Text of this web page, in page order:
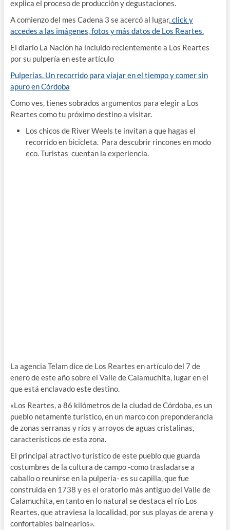
explica el proceso de producciòn y degustaciones.
A comienzo del mes Cadena 3 se acercó al lugar,click y
accedes a las imágenes, fotos y más datos de Los Reartes.
El diario La Nación ha incluido recientemente a Los Reartes
por su pulpería en este artículo
Pulperías. Un recorrido para viajar en el tiempo y comer sin
apuro en Córdoba
Como ves, tienes sobrados argumentos para elegir a Los
Reartes como tu próximo destino a visitar.
Los chicos de River Weels te invitan a que hagas el
recorrido en bicicleta. Para descubrir rincones en modo
eco. Turistas cuentan la experiencia.
La agencia Telam dice de Los Reartes en artículo del 7 de
enero de este año sobre el Valle de Calamuchita, lugar en el
que está enclavado este destino.
«Los Reartes, a 86 kilómetros de la ciudad de Córdoba, es un
pueblo netamente turístico, en un marco con preponderancia
de zonas serranas y ríos y arroyos de aguas cristalinas,
característicos de esta zona.
El principal atractivo turístico de este pueblo que guarda
costumbres de la cultura de campo -como trasladarse a
caballo o reunirse en la pulpería- es su capilla, que fue
construida en 1738 y es el oratorio más antiguo del Valle de
Calamuchita, en tanto en lo natural se destaca el río Los
Reartes, que atraviesa la localidad, por sus playas de arena y
confortables balnearios».